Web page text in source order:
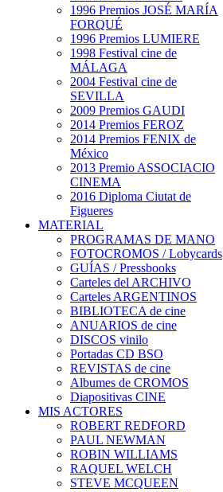
1996 Premios JOSÉ MARÍA
FORQUÉ
1996 Premios LUMIERE
1998 Festival cine de
MÁLAGA
2004 Festival cine de
SEVILLA
2009 Premios GAUDI
2014 Premios FEROZ
2014 Premios FENIX de
México
2013 Premio ASSOCIACIO
CINEMA
2016 Diploma Ciutat de
Figueres
MATERIAL
PROGRAMAS DE MANO
FOTOCROMOS / Lobycards
GUÍAS / Pressbooks
Carteles del ARCHIVO
Carteles ARGENTINOS
BIBLIOTECA de cine
ANUARIOS de cine
DISCOS vinilo
Portadas CD BSO
REVISTAS de cine
Albumes de CROMOS
Diapositivas CINE
MIS ACTORES
ROBERT REDFORD
PAUL NEWMAN
ROBIN WILLIAMS
RAQUEL WELCH
STEVE MCQUEEN